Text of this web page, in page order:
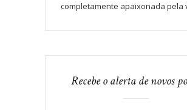
completamente apaixonada pela
Recebe o alerta de novos